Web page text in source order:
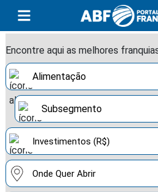
Encontre aqui as melhores